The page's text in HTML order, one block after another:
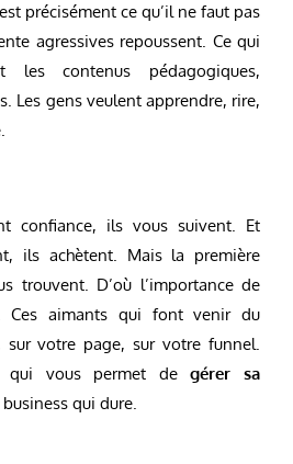
précisément ce qu’il ne faut pas
agressives repoussent. Ce qui
les contenus pédagogiques,
Les gens veulent apprendre, rire,
confiance, ils vous suivent. Et
ils achètent. Mais la première
trouvent. D’où l’importance de
Ces aimants qui font venir du
votre page, sur votre funnel.
qui vous permet degérer sa
qui dure.